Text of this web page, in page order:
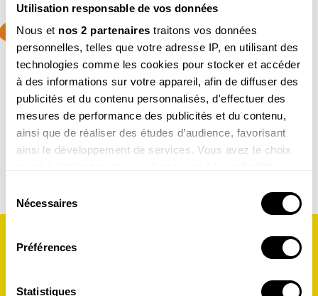
Utilisation responsable de vos données
Nous et nos 2 partenaires traitons vos données
personnelles, telles que votre adresse IP, en utilisant des
technologies comme les cookies pour stocker et accéder
à des informations sur votre appareil, afin de diffuser des
publicités et du contenu personnalisés, d'effectuer des
mesures de performance des publicités et du contenu,
ainsi que de réaliser des études d’audience, favorisant
ainsi le développement de services. Vous avez le choix
tout moment en consultant la Déclaration relative aux
cookies ou en cliquant sur l'icône de confidentialité.
Si vous le permettez, nous aimerions également :
géographique qui peuvent être précises à plusieurs
Nécessaires
Préférences
Statistiques
4-7
ans
PETITE SALAMANDRE (4 - 7 ANS)
Faites découvrir aux petits la nature de manière ludique
Découvrir le magazine